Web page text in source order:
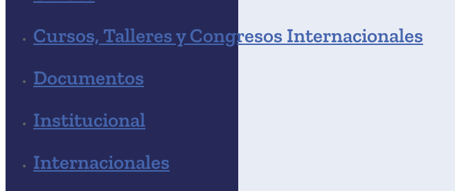
Cursos, Talleres y Congresos Internacionales
Documentos
Institucional
Internacionales